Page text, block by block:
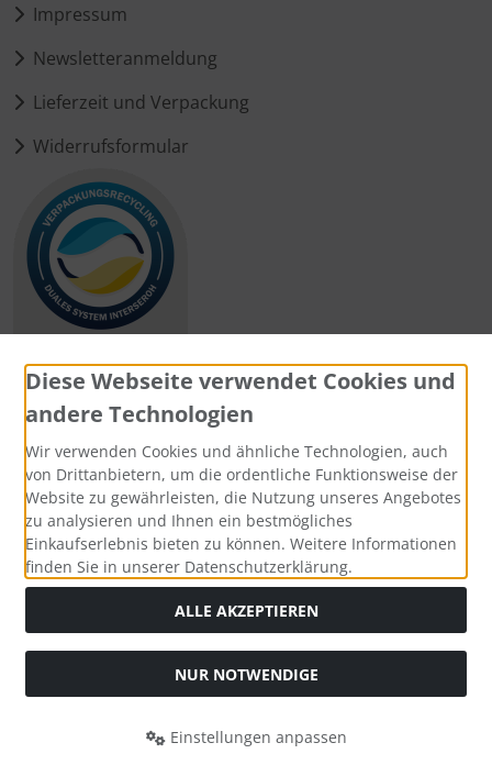
Impressum
Newsletteranmeldung
Lieferzeit und Verpackung
Widerrufsformular
Zahlungsmethoden
Social Media
Widerrufsformular
Diese Webseite verwendet Cookies und
andere Technologien
Wir verwenden Cookies und ähnliche Technologien, auch
von Drittanbietern, um die ordentliche Funktionsweise der
Website zu gewährleisten, die Nutzung unseres Angebotes
zu analysieren und Ihnen ein bestmögliches
Einkaufserlebnis bieten zu können. Weitere Informationen
finden Sie in unserer Datenschutzerklärung.
ALLE AKZEPTIEREN
NUR NOTWENDIGE
Einstellungen anpassen